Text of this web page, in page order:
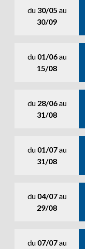
du 30/05 au
30/09
du 01/06au
15/08
du 28/06au
31/08
du 01/07au
31/08
du 04/07au
29/08
du 07/07au